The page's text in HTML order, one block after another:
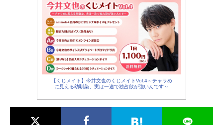
ィズニー・スタジオ」公式X（Twitte
r）
ジュール2026年7月3日（金）キャス
トウッディ：唐沢寿明バズ：所ジョ
ージジェシー：日下由美フォーキ
ー：竜星涼スマーティー・パンツ：
佐野勇斗リリーパッド：広瀬アリス
ボニー：天野叶愛ブレイズ：白山乃
愛ドーリー：沢城みゆきトリクシ
ー：許綾香ミスター・プリックルパ
ス...
【くじメイト】今井文也のくじメイトVol.4～チャラめ
に見える幼馴染、実は一途で独占欲が強いんです～